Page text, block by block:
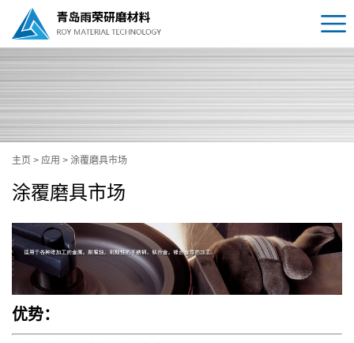
主页 > 应用 > 涂覆磨具市场
涂覆磨具市场
优势：